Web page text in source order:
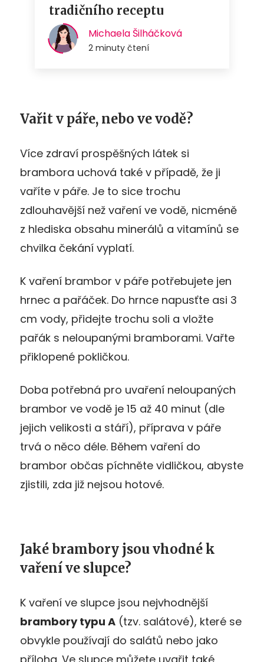
Vařit v páře, nebo ve vodě?
Více zdraví prospěšných látek si
brambora uchová také v případě, že ji
vaříte v páře. Je to sice trochu
zdlouhavější než vaření ve vodě, nicméně
z hlediska obsahu minerálů a vitamínů se
chvilka čekání vyplatí.
K vaření brambor v páře potřebujete jen
hrnec a pařáček. Do hrnce napusťte asi 3
cm vody, přidejte trochu soli a vložte
pařák s neloupanými bramborami. Vařte
přiklopené pokličkou.
Doba potřebná pro uvaření neloupaných
brambor ve vodě je 15 až 40 minut (dle
jejich velikosti a stáří), příprava v páře
trvá o něco déle. Během vaření do
brambor občas píchněte vidličkou, abyste
zjistili, zda již nejsou hotové.
Jaké brambory jsou vhodné k
vaření ve slupce?
K vaření ve slupce jsou nejvhodnější
brambory typu A (tzv. salátové), které se
obvykle používají do salátů nebo jako